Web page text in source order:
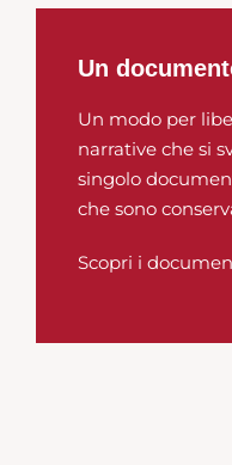
Un
Un modo per
narrative che si
singolo
che sono
Scopri i